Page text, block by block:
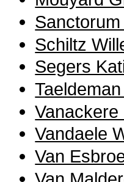
Schiltz
Segers
Vanackere
Vandaele
Van